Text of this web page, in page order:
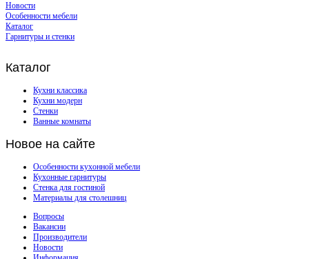
Новости
Особенности мебели
Каталог
Гарнитуры и стенки
Каталог
Кухни классика
Кухни модерн
Стенки
Ванные комнаты
Новое на сайте
Особенности кухонной мебели
Кухонные гарнитуры
Стенка для гостиной
Материалы для столешниц
Вопросы
Вакансии
Производители
Новости